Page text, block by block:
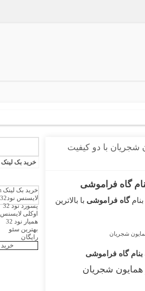
شجریان با دو کیفیت
گاه فراموشی
بنامگاه فراموشی با بالاترین
بنام گاه فراموشی
همایون شجریان
خرید بک لینک
خرید بک لینک behtarinbacklink.com
لایسنس نود32
پسورد نود 32
اوکلی لایسنس
همیار نود 32
بهترین سئو
رایگان